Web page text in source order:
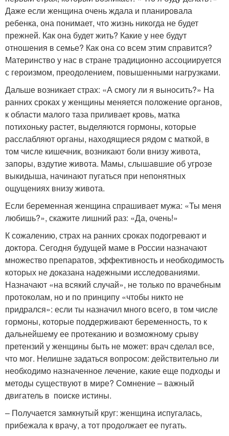
Даже если женщина очень ждала и планировала
ребенка, она понимает, что жизнь никогда не будет
прежней. Как она будет жить? Какие у нее будут
отношения в семье? Как она со всем этим справится?
Материнство у нас в стране традиционно ассоциируется
с героизмом, преодолением, повышенными нагрузками.
Дальше возникает страх: «А смогу ли я выносить?» На
ранних сроках у женщины меняется положение органов,
к области малого таза приливает кровь, матка
потихоньку растет, выделяются гормоны, которые
расслабляют органы, находящиеся рядом с маткой, в
том числе кишечник, возникают боли внизу живота,
запоры, вздутие живота. Мамы, слышавшие об угрозе
выкидыша, начинают пугаться при непонятных
ощущениях внизу живота.
Если беременная женщина спрашивает мужа: «Ты меня
любишь?», скажите лишний раз: «Да, очень!»
К сожалению, страх на ранних сроках подогревают и
доктора. Сегодня будущей маме в России назначают
множество препаратов, эффективность и необходимость
которых не доказана надежными исследованиями.
Назначают «на всякий случай», не только по врачебным
протоколам, но и по принципу «чтобы никто не
придрался»: если ты назначил много всего, в том числе
гормоны, которые поддерживают беременность, то к
дальнейшему ее протеканию и возможному срыву
претензий у женщины быть не может: врач сделал все,
что мог. Нелишне задаться вопросом: действительно ли
необходимо назначенное лечение, какие еще подходы и
методы существуют в мире? Сомнение – важный
двигатель в поиске истины.
– Получается замкнутый круг: женщина испугалась,
прибежала к врачу, а тот продолжает ее пугать.